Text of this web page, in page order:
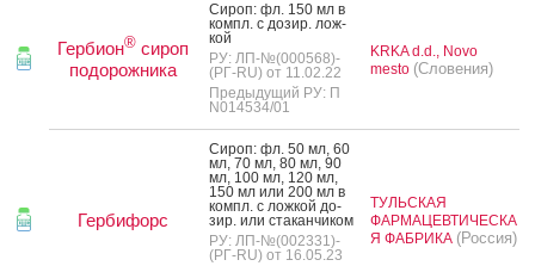
Гербион® сироп
подорожника
Си­роп: фл. 150 мл в
компл. с до­зир. лож­
кой
РУ: ЛП-№(000568)-
(РГ-RU) от 11.02.22
Предыдущий РУ: П
N014534/01
KRKA d.d., Novo
mesto (Словения)
Гербифорс
Си­роп: фл. 50 мл, 60
мл, 70 мл, 80 мл, 90
мл, 100 мл, 120 мл,
150 мл или 200 мл в
компл. с лож­кой до­
зир. или ста­кан­чи­ком
РУ: ЛП-№(002331)-
(РГ-RU) от 16.05.23
ТУЛЬСКАЯ
ФАРМАЦЕВТИЧЕСКА
Я ФАБРИКА (Россия)